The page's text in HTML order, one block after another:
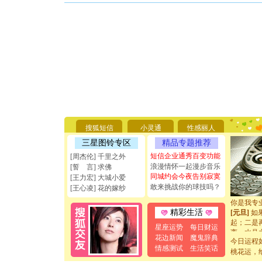
搜狐短信 小灵通 性感丽人
三星图铃专区
[周杰伦] 千里之外
[誓 言] 求佛
[王力宏] 大城小爱
[王心凌] 花的嫁纱
精品专题推荐
短信企业通秀百变功能
浪漫情怀一起漫步音乐
同城约会今夜告别寂寞
敢来挑战你的球技吗？
精彩生活
星座运势
每日财运
花边新闻
魔鬼辞典
情感测试
生活笑话
要平安！
[圣诞节]
能正大
天都要快
[圣诞节]
如意,快
[元旦]看
断电。爱
你是我专
[元旦] 如
起；二是
离。水晶
[元旦]当
泣，这痛
今日运程
桃花运，